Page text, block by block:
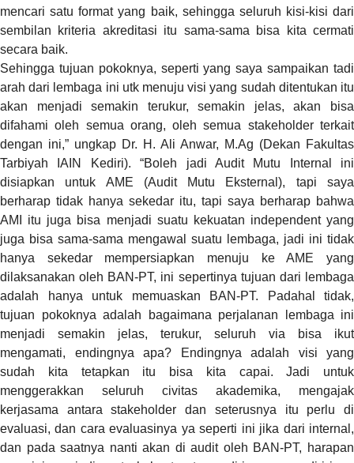
mencari satu format yang baik, sehingga seluruh kisi-kisi dari
sembilan kriteria akreditasi itu sama-sama bisa kita cermati
secara baik.
Sehingga tujuan pokoknya, seperti yang saya sampaikan tadi
arah dari lembaga ini utk menuju visi yang sudah ditentukan itu
akan menjadi semakin terukur, semakin jelas, akan bisa
difahami oleh semua orang, oleh semua stakeholder terkait
dengan ini,” ungkap Dr. H. Ali Anwar, M.Ag (Dekan Fakultas
Tarbiyah IAIN Kediri). “Boleh jadi Audit Mutu Internal ini
disiapkan untuk AME (Audit Mutu Eksternal), tapi saya
berharap tidak hanya sekedar itu, tapi saya berharap bahwa
AMI itu juga bisa menjadi suatu kekuatan independent yang
juga bisa sama-sama mengawal suatu lembaga, jadi ini tidak
hanya sekedar mempersiapkan menuju ke AME yang
dilaksanakan oleh BAN-PT, ini sepertinya tujuan dari lembaga
adalah hanya untuk memuaskan BAN-PT. Padahal tidak,
tujuan pokoknya adalah bagaimana perjalanan lembaga ini
menjadi semakin jelas, terukur, seluruh via bisa ikut
mengamati, endingnya apa? Endingnya adalah visi yang
sudah kita tetapkan itu bisa kita capai. Jadi untuk
menggerakkan seluruh civitas akademika, mengajak
kerjasama antara stakeholder dan seterusnya itu perlu di
evaluasi, dan cara evaluasinya ya seperti ini jika dari internal,
dan pada saatnya nanti akan di audit oleh BAN-PT, harapan